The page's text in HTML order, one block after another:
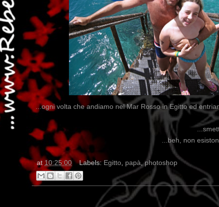
...ogni volta che andiamo nel Mar Rosso in Egitto ed
...beh, non
at 10:25:00 Labels: Egitto, papà,photoshop